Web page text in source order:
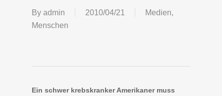
By admin 2010/04/21 Medien,
Menschen
Ein schwer krebskranker Amerikaner muss